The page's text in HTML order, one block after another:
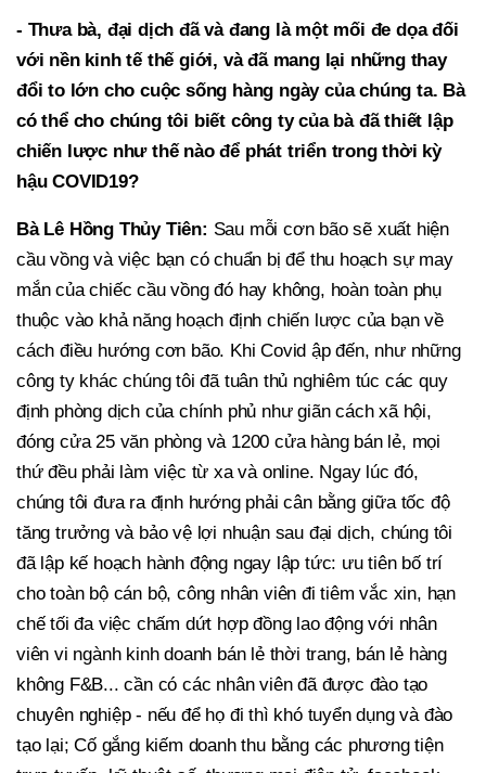
- Thưa bà, đại dịch đã và đang là một mối đe dọa đối
với nền kinh tế thế giới, và đã mang lại những thay
đổi to lớn cho cuộc sống hàng ngày của chúng ta. Bà
có thể cho chúng tôi biết công ty của bà đã thiết lập
chiến lược như thế nào để phát triển trong thời kỳ
hậu COVID19?
Bà Lê Hồng Thủy Tiên: Sau mỗi cơn bão sẽ xuất hiện
cầu vồng và việc bạn có chuẩn bị để thu hoạch sự may
mắn của chiếc cầu vồng đó hay không, hoàn toàn phụ
thuộc vào khả năng hoạch định chiến lược của bạn về
cách điều hướng cơn bão. Khi Covid ập đến, như những
công ty khác chúng tôi đã tuân thủ nghiêm túc các quy
định phòng dịch của chính phủ như giãn cách xã hội,
đóng cửa 25 văn phòng và 1200 cửa hàng bán lẻ, mọi
thứ đều phải làm việc từ xa và online. Ngay lúc đó,
chúng tôi đưa ra định hướng phải cân bằng giữa tốc độ
tăng trưởng và bảo vệ lợi nhuận sau đại dịch, chúng tôi
đã lập kế hoạch hành động ngay lập tức: ưu tiên bố trí
cho toàn bộ cán bộ, công nhân viên đi tiêm vắc xin, hạn
chế tối đa việc chấm dứt hợp đồng lao động với nhân
viên vi ngành kinh doanh bán lẻ thời trang, bán lẻ hàng
không F&B... cần có các nhân viên đã được đào tạo
chuyên nghiệp - nếu để họ đi thì khó tuyển dụng và đào
tạo lại; Cố gắng kiếm doanh thu bằng các phương tiện